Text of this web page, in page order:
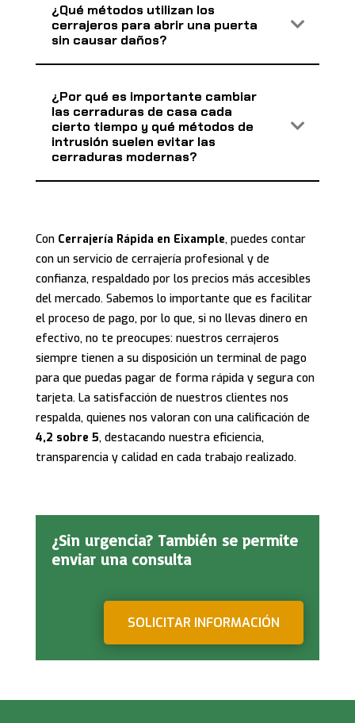
¿Qué métodos utilizan los
cerrajeros para abrir una puerta
sin causar daños?
¿Por qué es importante cambiar
las cerraduras de casa cada
cierto tiempo y qué métodos de
intrusión suelen evitar las
cerraduras modernas?
Con Cerrajería Rápida en Eixample, puedes contar
con un servicio de cerrajería profesional y de
confianza, respaldado por los precios más accesibles
del mercado. Sabemos lo importante que es facilitar
el proceso de pago, por lo que, si no llevas dinero en
efectivo, no te preocupes: nuestros cerrajeros
siempre tienen a su disposición un terminal de pago
para que puedas pagar de forma rápida y segura con
tarjeta. La satisfacción de nuestros clientes nos
respalda, quienes nos valoran con una calificación de
4,2 sobre 5, destacando nuestra eficiencia,
transparencia y calidad en cada trabajo realizado.
¿Sin urgencia? También se permite
enviar una consulta
SOLICITAR INFORMACIÓN